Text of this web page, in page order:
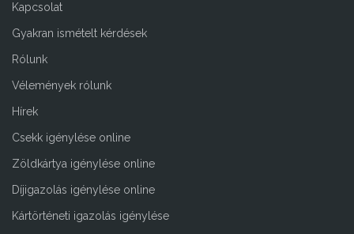
Kapcsolat
Gyakran ismételt kérdések
Rólunk
Vélemények rólunk
Hírek
Csekk igénylése online
Zöldkártya igénylése online
Díjigazolás igénylése online
Kártörténeti igazolás igénylése